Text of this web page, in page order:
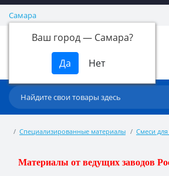
Самара
Ваш город — Самара?
Специализированные материалы Смеси
от ведущих заводов России!